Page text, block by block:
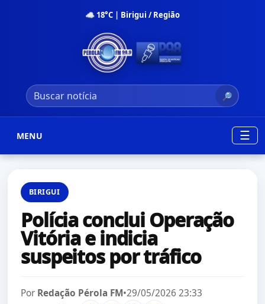
☁ 18°C | Birigui / Região
🔎
MENU ☰
BIRIGUI
Polícia conclui Operação
Vitória e indicia
suspeitos por tráfico
Por Redação Pérola FM•29/05/2026 23:33